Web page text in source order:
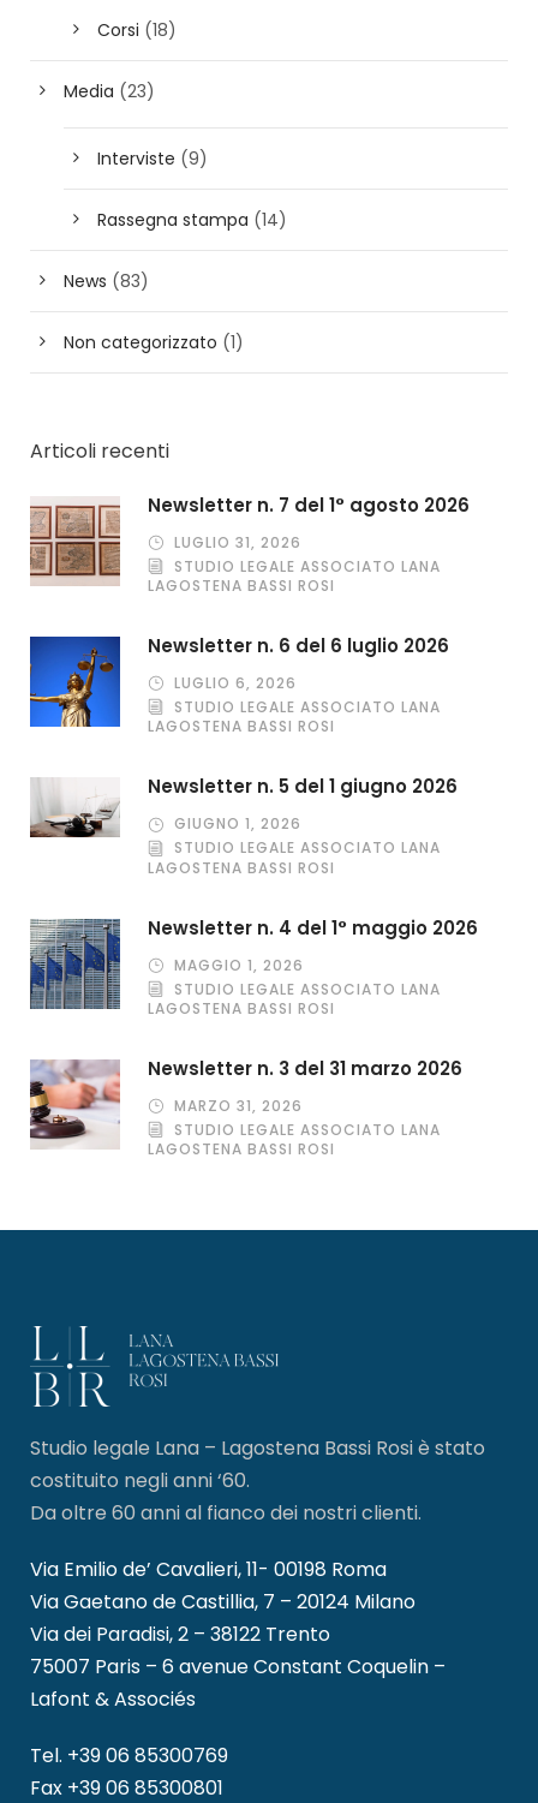
Corsi (18)
Media (23)
Interviste (9)
Rassegna stampa (14)
News (83)
Non categorizzato (1)
Articoli recenti
Newsletter n. 7 del 1° agosto 2026
LUGLIO 31, 2026
STUDIO LEGALE ASSOCIATO LANA
LAGOSTENA BASSI ROSI
Newsletter n. 6 del 6 luglio 2026
LUGLIO 6, 2026
STUDIO LEGALE ASSOCIATO LANA
LAGOSTENA BASSI ROSI
Newsletter n. 5 del 1 giugno 2026
GIUGNO 1, 2026
STUDIO LEGALE ASSOCIATO LANA
LAGOSTENA BASSI ROSI
Newsletter n. 4 del 1° maggio 2026
MAGGIO 1, 2026
STUDIO LEGALE ASSOCIATO LANA
LAGOSTENA BASSI ROSI
Newsletter n. 3 del 31 marzo 2026
MARZO 31, 2026
STUDIO LEGALE ASSOCIATO LANA
LAGOSTENA BASSI ROSI
Studio legale Lana – Lagostena Bassi Rosi è stato
costituito negli anni ‘60.
Da oltre 60 anni al fianco dei nostri clienti.
Via Emilio de’ Cavalieri, 11- 00198 Roma
Via Gaetano de Castillia, 7 – 20124 Milano
Via dei Paradisi, 2 – 38122 Trento
75007 Paris – 6 avenue Constant Coquelin –
Lafont & Associés
Tel. +39 06 85300769
Fax +39 06 85300801